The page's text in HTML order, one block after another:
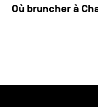
Où bruncher à